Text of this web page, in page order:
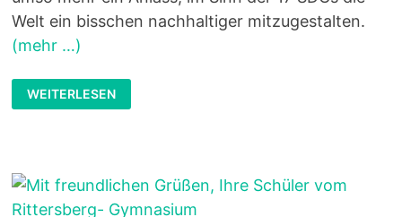
Welt ein bisschen nachhaltiger mitzugestalten.
(mehr …)
100
FAIRE
ROSEN
WEITERLESEN